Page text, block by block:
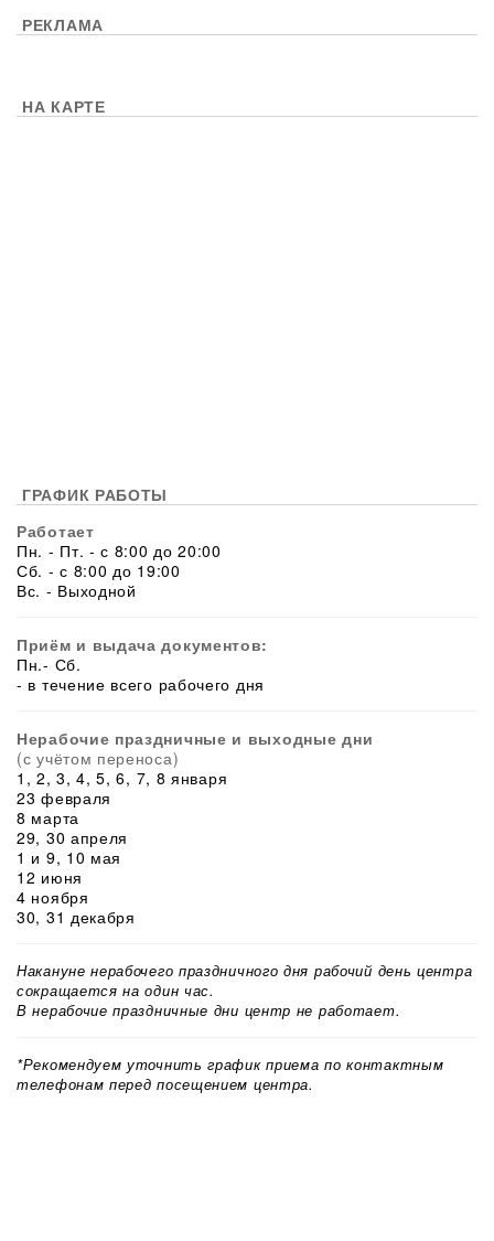
РЕКЛАМА
НА КАРТЕ
ГРАФИК РАБОТЫ
Работает
Пн. - Пт. - с 8:00 до 20:00
Сб. - с 8:00 до 19:00
Вс. - Выходной
Приём и выдача документов:
Пн.- Сб.
- в течение всего рабочего дня
Нерабочие праздничные и выходные дни
(с учётом переноса)
1, 2, 3, 4, 5, 6, 7, 8 января
23 февраля
8 марта
29, 30 апреля
1 и 9, 10 мая
12 июня
4 ноября
30, 31 декабря
Накануне нерабочего праздничного дня рабочий день центра
сокращается на один час.
В нерабочие праздничные дни центр не работает.
*Рекомендуем уточнить график приема по контактным
телефонам перед посещением центра.